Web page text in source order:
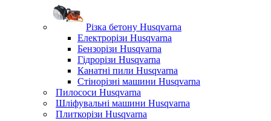
Різка бетону Husqvarna
Електрорізи Husqvarna
Бензорізи Husqvarna
Гідрорізи Husqvarna
Канатні пили Husqvarna
Стінорізні машини Husqvarna
Пилососи Husqvarna
Шліфувальні машини Husqvarna
Плиткорізи Husqvarna